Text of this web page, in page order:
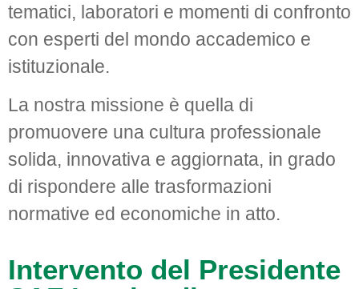
tematici, laboratori e momenti di confronto
con esperti del mondo accademico e
istituzionale.
La nostra missione è quella di
promuovere una cultura professionale
solida, innovativa e aggiornata, in grado
di rispondere alle trasformazioni
normative ed economiche in atto.
Intervento del Presidente